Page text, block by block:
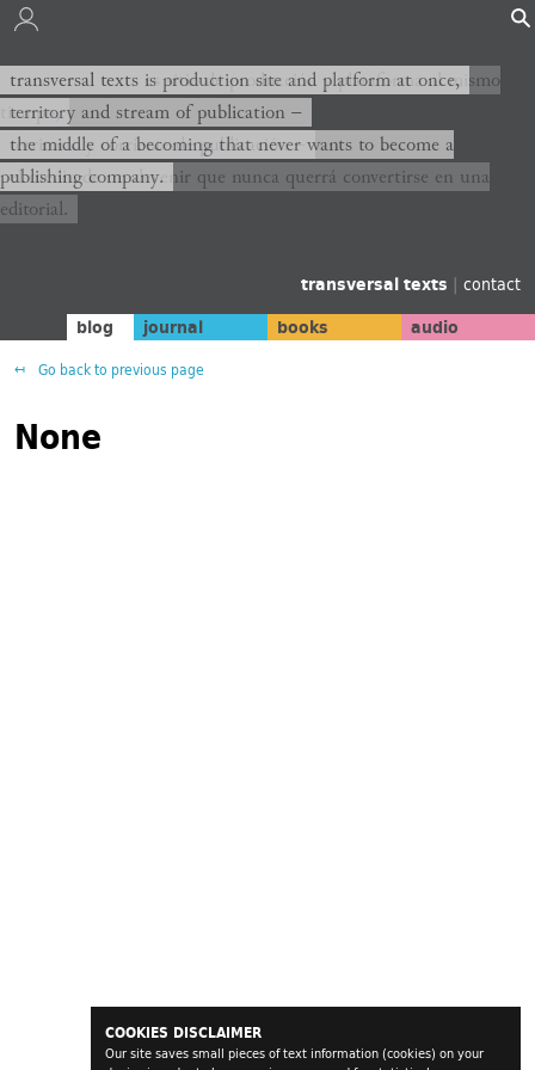
COOKIES DISCLAIMER
Our site saves small pieces of text information (cookies) on your
transversal texts es sitio de producción y plataforma al mismo
tiempo,
territorio y corriente de publicación −
el medio de un devenir que nunca querrá convertirse en una
editorial.
transversal texts is production site and platform at once,
territory and stream of publication −
the middle of a becoming that never wants to become a
publishing company.
transversal texts | contact
blog journal books audio
Go back to previous page
None